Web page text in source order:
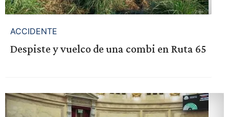
ACCIDENTE
Despiste y vuelco de una combi en Ruta 65